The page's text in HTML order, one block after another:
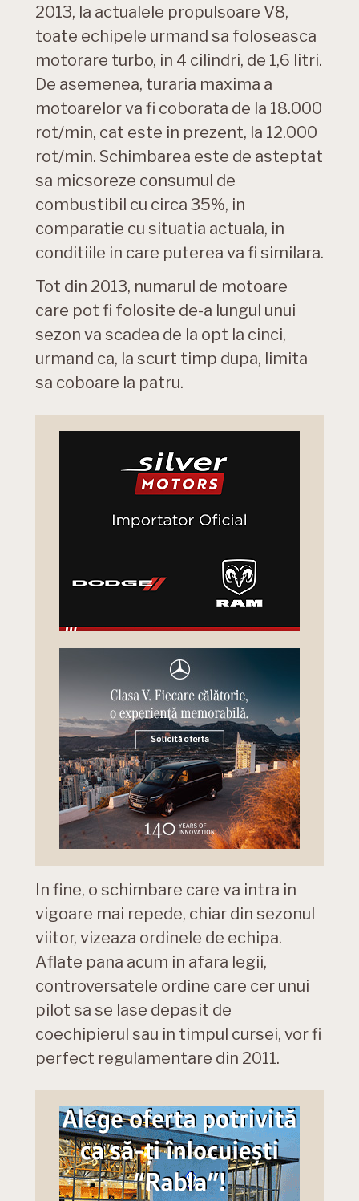
2013, la actualele propulsoare V8,
toate echipele urmand sa foloseasca
motorare turbo, in 4 cilindri, de 1,6 litri.
De asemenea, turaria maxima a
motoarelor va fi coborata de la 18.000
rot/min, cat este in prezent, la 12.000
rot/min. Schimbarea este de asteptat
sa micsoreze consumul de
combustibil cu circa 35%, in
comparatie cu situatia actuala, in
conditiile in care puterea va fi similara.
Tot din 2013, numarul de motoare
care pot fi folosite de-a lungul unui
sezon va scadea de la opt la cinci,
urmand ca, la scurt timp dupa, limita
sa coboare la patru.
In fine, o schimbare care va intra in
vigoare mai repede, chiar din sezonul
viitor, vizeaza ordinele de echipa.
Aflate pana acum in afara legii,
controversatele ordine care cer unui
pilot sa se lase depasit de
coechipierul sau in timpul cursei, vor fi
perfect regulamentare din 2011.